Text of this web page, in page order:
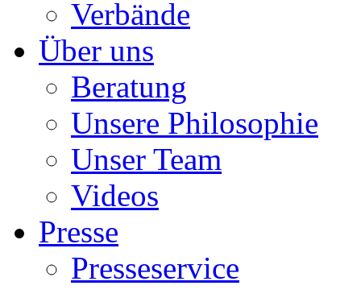
Verbände
Über uns
Beratung
Unsere Philosophie
Unser Team
Videos
Presse
Presseservice